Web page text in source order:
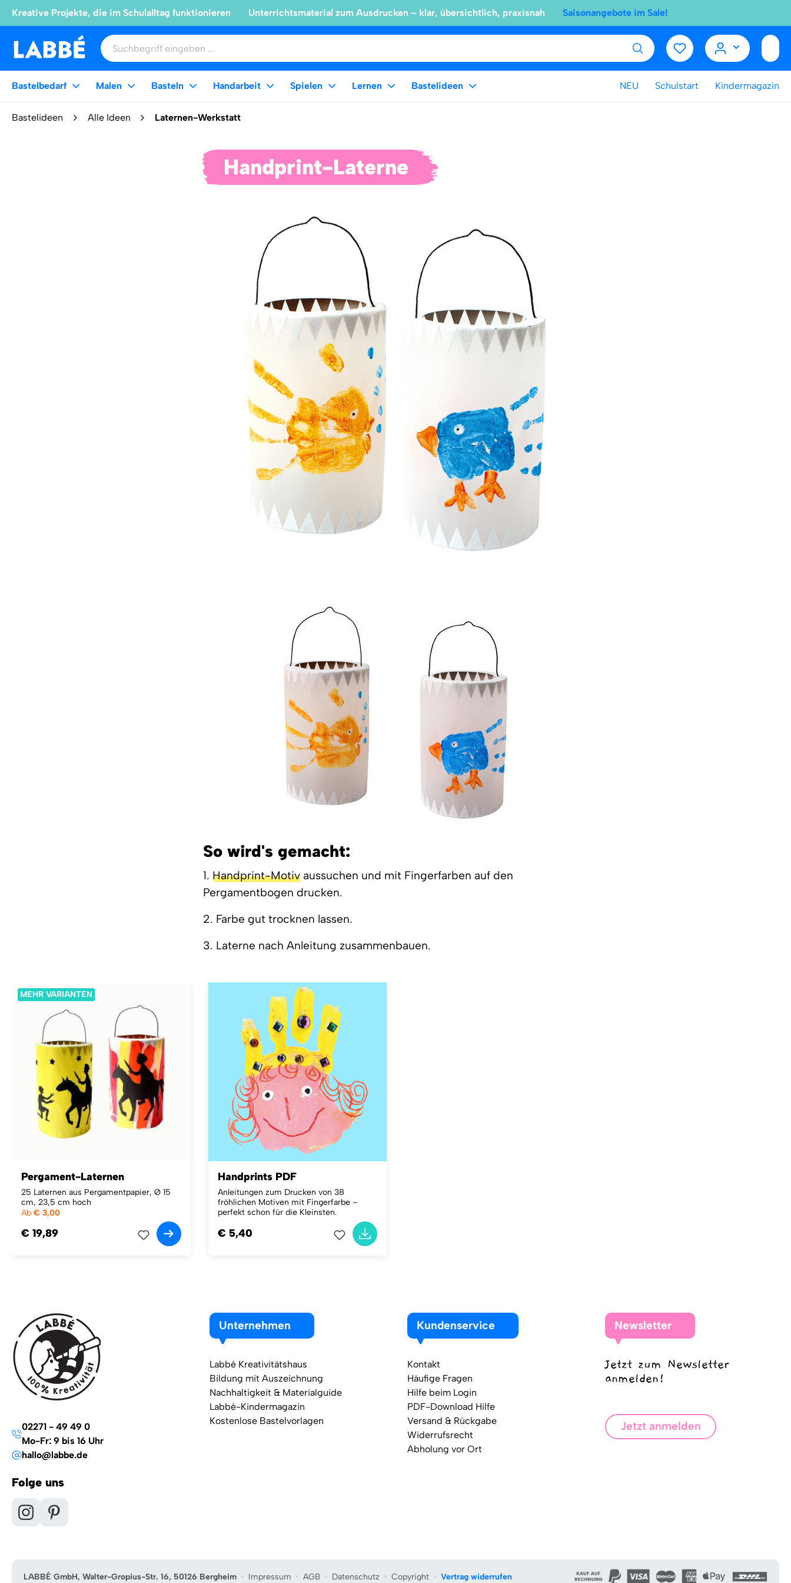
Kreative Projekte, die im Schulalltag funktionieren Unterrichtsmaterial zum Ausdrucken – klar, übersichtlich, praxisnah Saisonangebote im Sale!
Bastelbedarf Malen Basteln Handarbeit Spielen Lernen Bastelideen NEU Schulstart Kindermagazin
Bastelideen Alle Ideen Laternen-Werkstatt
Handprint-Laterne
So wird's gemacht:
1. Handprint-Motiv aussuchen und mit Fingerfarben auf den
Pergamentbogen drucken.
2. Farbe gut trocknen lassen.
3. Laterne nach Anleitung zusammenbauen.
MEHR VARIANTEN
Pergament-Laternen
25 Laternen aus Pergamentpapier, Ø 15
cm, 23,5 cm hoch
Ab € 3,00
€ 19,89
Handprints PDF
Anleitungen zum Drucken von 38
fröhlichen Motiven mit Fingerfarbe –
perfekt schon für die Kleinsten.
€ 5,40
02271 - 49 49 0
Mo-Fr: 9 bis 16 Uhr
hallo@labbe.de
Folge uns
Unternehmen
Labbé Kreativitätshaus
Bildung mit Auszeichnung
Nachhaltigkeit & Materialguide
Labbé-Kindermagazin
Kostenlose Bastelvorlagen
Kundenservice
Kontakt
Häufige Fragen
Hilfe beim Login
PDF-Download Hilfe
Versand & Rückgabe
Widerrufsrecht
Abholung vor Ort
Newsletter
Jetzt zum Newsletter
anmelden!
Jetzt anmelden
LABBÉ GmbH, Walter-Gropius-Str. 16, 50126 Bergheim Impressum AGB Datenschutz Copyright Vertrag widerrufen